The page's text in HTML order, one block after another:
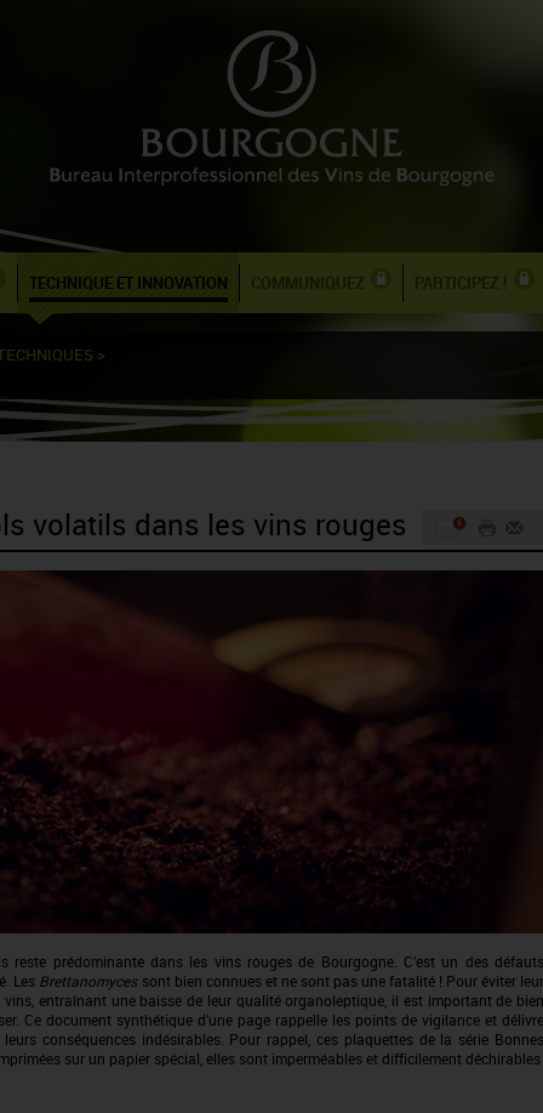
TECHNIQUE ET INNOVATION COMMUNIQUEZ PARTICIPEZ !
>
volatils dans les vins rouges
prédominante dans les vins rouges de Bourgogne. C’est un des
Les Brettanomycessont bien connues et ne sont pas une fatalité ! Pour éviter
entraînant une baisse de leur qualité organoleptique, il est important de bien
Ce document synthétique d’une page rappelle les points de vigilance et délivre
conséquences indésirables. Pour rappel, ces plaquettes de la série Bonnes
sur un papier spécial, elles sont imperméables et difficilement déchirables